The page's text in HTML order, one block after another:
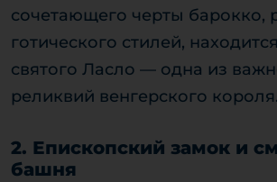
сочетающего черты барокко,
готического стилей,
святого Ласло — одна из
реликвий венгерского короля.
2. Епископский замок и
башня